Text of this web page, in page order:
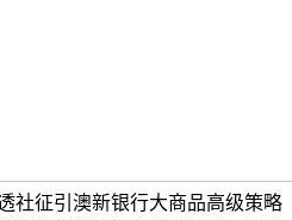
社征引澳新银行大商品高级策略